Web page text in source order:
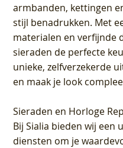
armbanden, kettingen
stijl benadrukken. Met
materialen en verfijnde
sieraden de perfecte
unieke, zelfverzekerde
en maak je look
Sieraden en Horloge
Bij Sialia bieden wij een
diensten om je